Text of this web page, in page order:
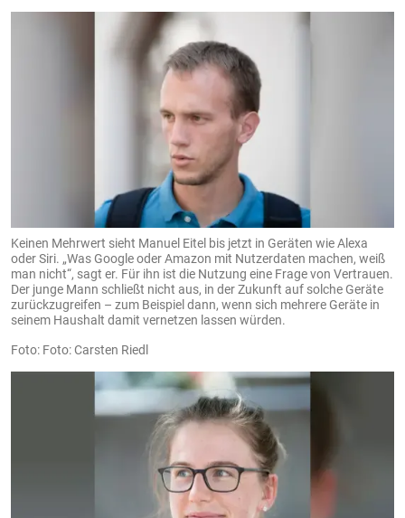
Keinen Mehrwert sieht Manuel Eitel bis jetzt in Geräten wie Alexa
oder Siri. „Was Google oder Amazon mit Nutzerdaten machen, weiß
man nicht“, sagt er. Für ihn ist die Nutzung eine Frage von Vertrauen.
Der junge Mann schließt nicht aus, in der Zukunft auf solche Geräte
zurückzugreifen – zum Beispiel dann, wenn sich mehrere Geräte in
seinem Haushalt damit vernetzen lassen würden.
Foto: Carsten Riedl